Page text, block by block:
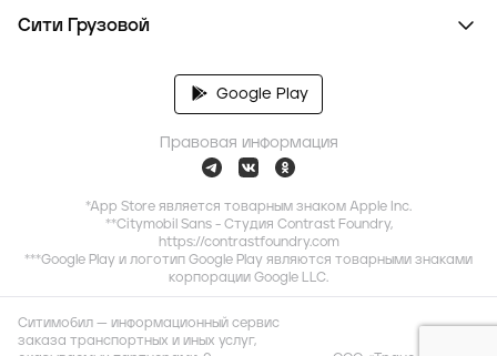
Сити Грузовой
Google Play
Правовая информация
*App Store является товарным знаком Apple Inc.
**Citymobil Sans - Студия Contrast Foundry,
https://contrastfoundry.com
***Google Play и логотип Google Play являются товарными знаками
корпорации Google LLC.
Ситимобил — информационный сервис
заказа транспортных и иных услуг,